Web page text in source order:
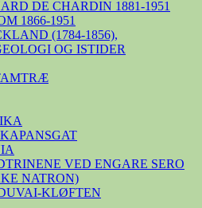
DE CHARDIN 1881-1951
1866-1951
(1784-1856),
OG ISTIDER
VED ENGARE SERO
NATRON)
KLØFTEN